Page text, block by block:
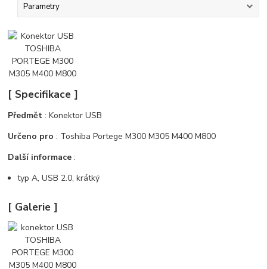
Parametry
[ Specifikace ]
Předmět : Konektor USB
Určeno pro : Toshiba Portege M300 M305 M400 M800
Další informace :
typ A, USB 2.0, krátký
[ Galerie ]